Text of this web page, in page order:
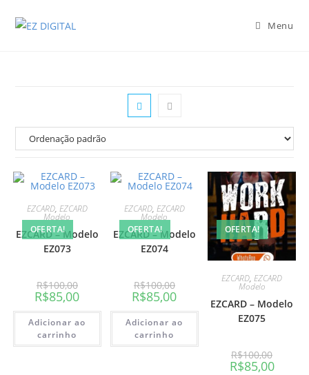
Menu
OFERTA!
EZCARD, EZCARD
Modelo
EZCARD – Modelo
EZ073
R$100,00
R$85,00
Adicionar ao
carrinho
OFERTA!
EZCARD, EZCARD
Modelo
EZCARD – Modelo
EZ074
R$100,00
R$85,00
Adicionar ao
carrinho
OFERTA!
EZCARD,EZCARD
Modelo
EZCARD – Modelo
EZ075
R$100,00
R$85,00